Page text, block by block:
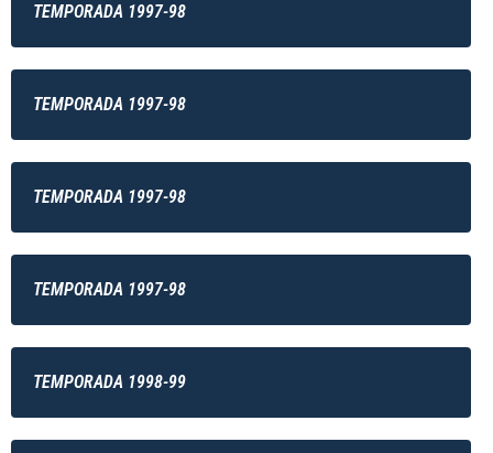
TEMPORADA 1997-98
TEMPORADA 1997-98
TEMPORADA 1997-98
TEMPORADA 1997-98
TEMPORADA 1998-99